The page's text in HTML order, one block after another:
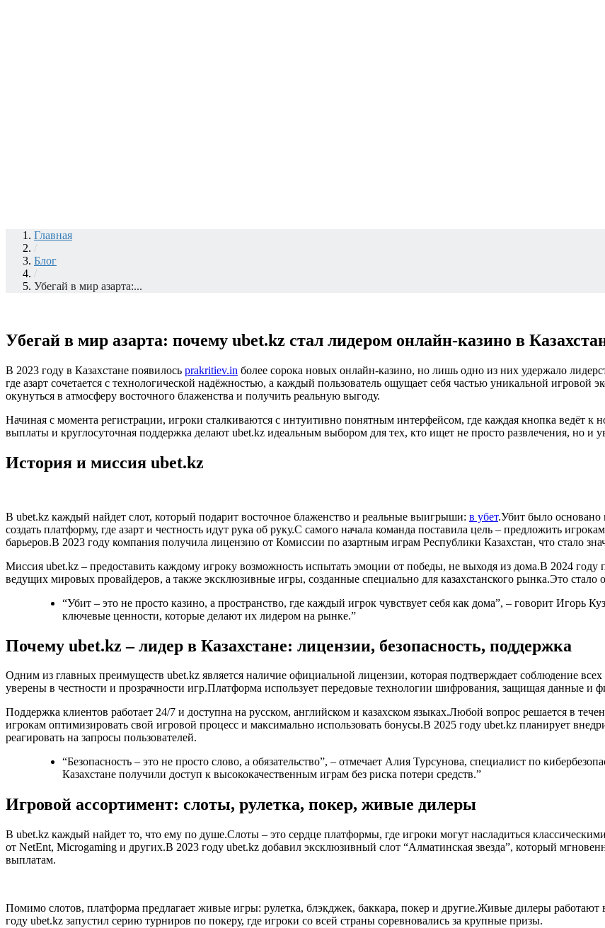
Главная
/
Блог
/
Убегай в мир азарта:...
Убегай в мир азарта: почему ubet.kz стал лидером онлайн‑казино в
В 2023 году в Казахстане появилось prakritiev.in более сорока новых онлайн‑казино, но лишь одно из них удержало
где азарт сочетается с технологической надёжностью, а каждый пользователь ощущает себя частью уникальной игровой
окунуться в атмосферу восточного блаженства и получить реальную выгоду.
Начиная с момента регистрации, игроки сталкиваются с интуитивно понятным интерфейсом, где каждая кнопка ведёт
выплаты и круглосуточная поддержка делают ubet.kz идеальным выбором для тех, кто ищет не просто развлечения, но и
История и миссия ubet.kz
В ubet.kz каждый найдет слот, который подарит восточное блаженство и реальные выигрыши: в убет.Убит было основано
создать платформу, где азарт и честность идут рука об руку.С самого начала команда поставила цель – предложить
барьеров.В 2023 году компания получила лицензию от Комиссии по азартным играм Республики Казахстан, что стало
Миссия ubet.kz – предоставить каждому игроку возможность испытать эмоции от победы, не выходя из дома.В 2024 году
ведущих мировых провайдеров, а также эксклюзивные игры, созданные специально для казахстанского рынка.Это стало
“Убит – это не просто казино, а пространство, где каждый игрок чувствует себя как дома”, – говорит Игорь
ключевые ценности, которые делают их лидером на рынке.”
Почему ubet.kz – лидер в Казахстане: лицензии, безопасность, поддержка
Одним из главных преимуществ ubet.kz является наличие официальной лицензии, которая подтверждает соблюдение
уверены в честности и прозрачности игр.Платформа использует передовые технологии шифрования, защищая данные и
Поддержка клиентов работает 24/7 и доступна на русском, английском и казахском языках.Любой вопрос решается в
игрокам оптимизировать свой игровой процесс и максимально использовать бонусы.В 2025 году ubet.kz планирует
реагировать на запросы пользователей.
“Безопасность – это не просто слово, а обязательство”, – отмечает Алия Турсунова, специалист по
Казахстане получили доступ к высококачественным играм без риска потери средств.”
Игровой ассортимент: слоты, рулетка, покер, живые дилеры
В ubet.kz каждый найдет то, что ему по душе.Слоты – это сердце платформы, где игроки могут насладиться
от NetEnt, Microgaming и других.В 2023 году ubet.kz добавил эксклюзивный слот “Алматинская звезда”, который
выплатам.
Помимо слотов, платформа предлагает живые игры: рулетка, блэкджек, баккара, покер и другие.Живые дилеры работают
году ubet.kz запустил серию турниров по покеру, где игроки со всей страны соревновались за крупные призы.